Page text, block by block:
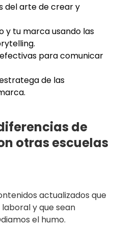
del arte de crear y
y tu marca usando las
para comunicar
de las
de
otras escuelas
actualizados que
y que sean
el humo.